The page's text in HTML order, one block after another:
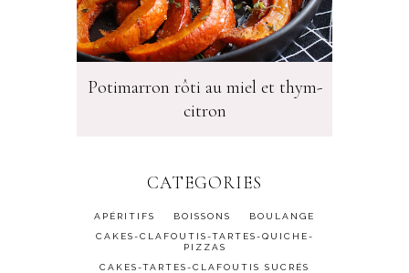
Potimarron rôti au miel et thym-
citron
CATEGORIES
APÉRITIFS BOISSONS
BOULANGE
CAKES-CLAFOUTIS-TARTES-QUICHE-
PIZZAS
CAKES-TARTES-CLAFOUTIS SUCRÉS